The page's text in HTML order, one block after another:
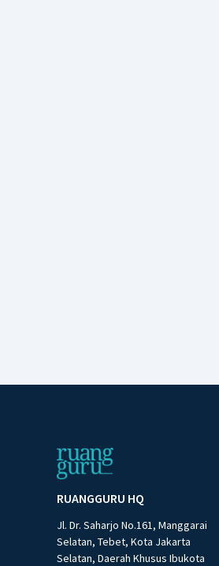
RUANGGURU HQ
Jl. Dr. Saharjo No.161, Manggarai
Selatan, Tebet, Kota Jakarta
Selatan, Daerah Khusus Ibukota